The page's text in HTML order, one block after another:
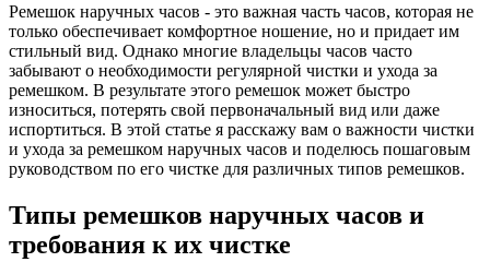
Ремешок наручных часов - это важная часть часов, которая не
только обеспечивает комфортное ношение, но и придает им
стильный вид. Однако многие владельцы часов часто
забывают о необходимости регулярной чистки и ухода за
ремешком. В результате этого ремешок может быстро
износиться, потерять свой первоначальный вид или даже
испортиться. В этой статье я расскажу вам о важности чистки
и ухода за ремешком наручных часов и поделюсь пошаговым
руководством по его чистке для различных типов ремешков.
Типы ремешков наручных часов и
требования к их чистке